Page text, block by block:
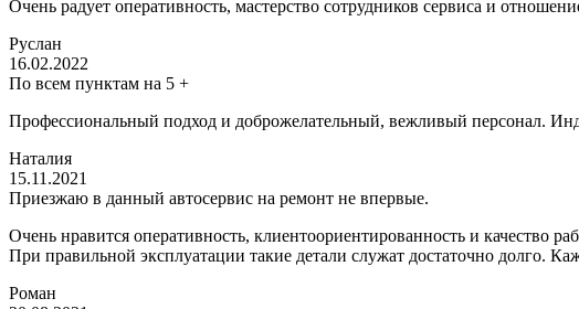
Очень радует оперативность, мастерство сотрудников сервиса и
Руслан
16.02.2022
По всем пунктам на 5 +
Профессиональный подход и доброжелательный, вежливый персонал.
Наталия
15.11.2021
Приезжаю в данный автосервис на ремонт не впервые.
Очень нравится оперативность, клиентоориентированность и качество
При правильной эксплуатации такие детали служат достаточно долго.
Роман